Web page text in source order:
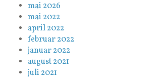
mai 2026
mai 2022
april 2022
februar 2022
januar 2022
august 2021
juli 2021